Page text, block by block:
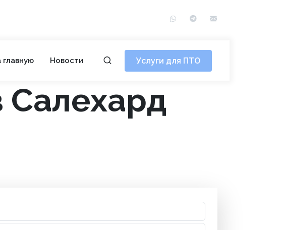
WhatsAppTelegram
Услуги для ПТО
главную Новости
Салехард